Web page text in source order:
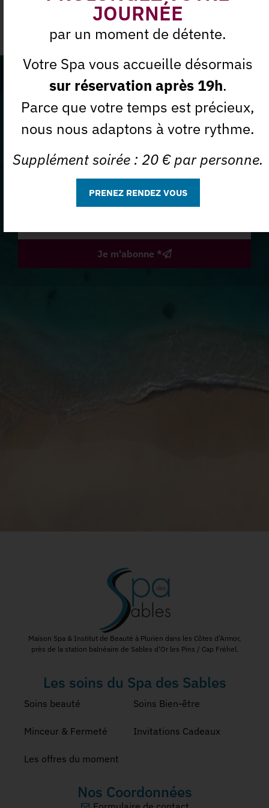
Le Visage
Ne manquez plus nos offres
du moment
Abonnez-vous à notre
Newsletter
J'accepte que la Spa des Sables utilise mon e-mail à des
Je m'abonne *
Maison Spa & Institut de Beauté à Plurien dans les Côtes d’Armor,
près de la station balnéaire de Sables d’Or les Pins / Cap Fréhel.
Les soins du Spa des Sables
Soins beauté Soins Bien-être
Minceur & Fermeté Invitations Cadeaux
Les offres du moment
Nos Coordonnées
JOURNÉE
par un moment de détente.
Votre Spa vous accueille désormais
sur réservation après 19h.
Parce que votre temps est précieux,
nous nous adaptons à votre rythme.
Supplément soirée : 20 € par personne.
PRENEZ RENDEZ VOUS